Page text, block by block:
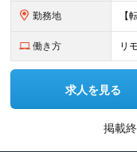
勤務地
働き方 リ
求人を見る
掲載